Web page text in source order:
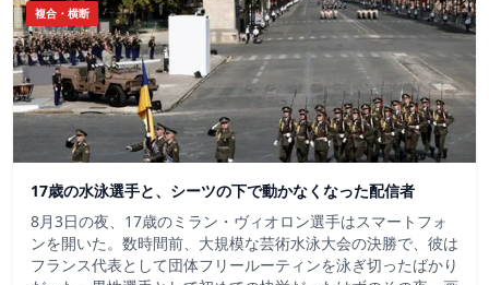
複合・横断
17歳の水泳選手と、シーツの下で動かなくなった配信者
8月3日の夜、17歳のミラン・ヴィオロン選手はスマートフォ
ンを開いた。数時間前、大規模な芸術水泳大会の決勝で、彼は
フランス代表として団体フリールーティンを泳ぎ切ったばかり